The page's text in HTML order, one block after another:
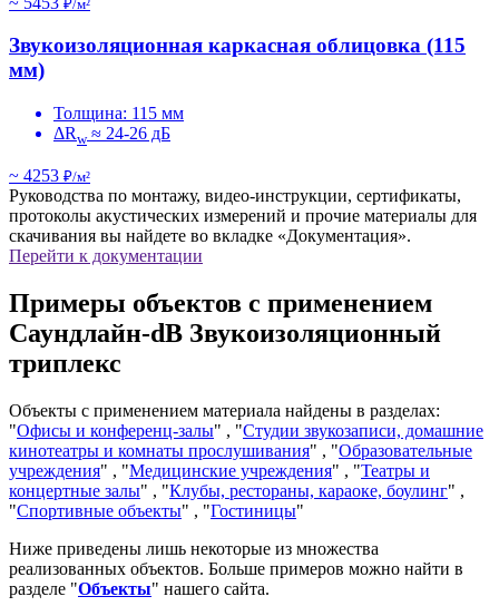
₽/м²
Звукоизоляционная каркасная облицовка (115
мм)
Толщина: 115 мм
ΔRw≈ 24-26 дБ
~ 4253 ₽/м²
Руководства по монтажу, видео-инструкции, сертификаты,
протоколы акустических измерений и прочие материалы для
скачивания вы найдете во вкладке «Документация».
Перейти к документации
Примеры объектов с применением
Саундлайн-dB Звукоизоляционный
триплекс
Объекты с применением материала найдены в разделах:
"Офисы и конференц-залы" , "Студии звукозаписи, домашние
кинотеатры и комнаты прослушивания" , "Образовательные
учреждения" , "Медицинские учреждения" , "Театры и
концертные залы" , "Клубы, рестораны, караоке, боулинг" ,
"Спортивные объекты" , "Гостиницы"
Ниже приведены лишь некоторые из множества
реализованных объектов. Больше примеров можно найти в
разделе "Объекты" нашего сайта.